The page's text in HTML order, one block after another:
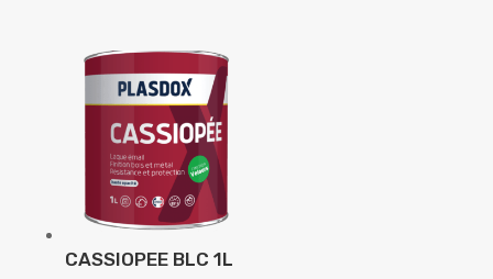
CASSIOPEE BLC 1L